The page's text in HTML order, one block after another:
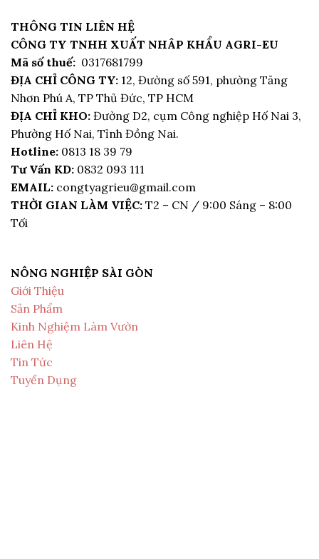
THÔNG TIN LIÊN HỆ
CÔNG TY TNHH XUẤT NHÂP KHẨU AGRI-EU
Mã số thuế: 0317681799
ĐỊA CHỈ CÔNG TY: 12, Đường số 591, phường Tăng
Nhơn Phú A, TP Thủ Đức, TP HCM
ĐỊA CHỈ KHO: Đường D2, cụm Công nghiệp Hố Nai 3,
Phường Hố Nai, Tỉnh Đồng Nai.
Hotline: 0813 18 39 79
Tư Vấn KD: 0832 093 111
EMAIL: congtyagrieu@gmail.com
THỜI GIAN LÀM VIỆC: T2 – CN / 9:00 Sáng – 8:00
Tối
NÔNG NGHIỆP SÀI GÒN
Giới Thiệu
Sản Phẩm
Kinh Nghiệm Làm Vườn
Liên Hệ
Tin Tức
Tuyển Dụng